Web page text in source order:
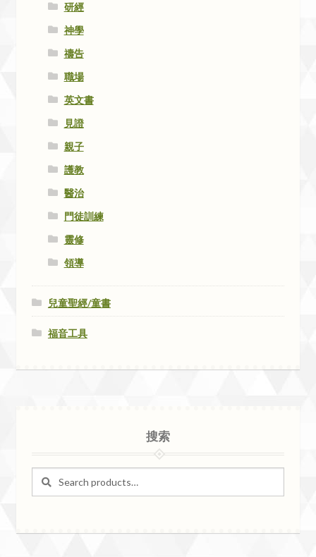
研經
神學
禱告
職場
英文書
見證
親子
護教
醫治
門徒訓練
靈修
領導
兒童聖經/童書
福音工具
搜索